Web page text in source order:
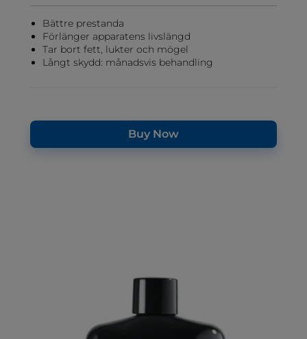
Bättre prestanda
Förlänger apparatens livslängd
Tar bort fett, lukter och mögel
Långt skydd: månadsvis behandling
Buy Now